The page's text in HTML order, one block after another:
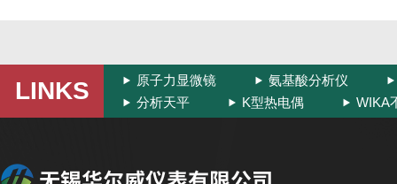
LINKS 原子力显微镜
氨基酸分析仪
分析天平
K型热电偶 WIKA